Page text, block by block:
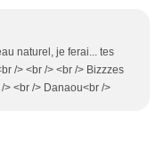
naturel, je ferai... tes
/> <br /> <br /> Bizzzes
<br /> Danaou<br />